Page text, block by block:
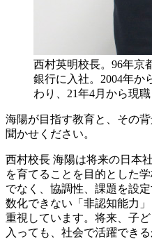
西村英明校長。96年京
銀行に入社。2004年か
わり、21年4月から現職
海陽が目指す教育と、その
聞かせください。
西村校長 海陽は将来の日本
を育てることを目的とした
でなく、協調性、課題を設
数化できない「非認知能力
重視しています。将来、子
入っても、社会で活躍でき